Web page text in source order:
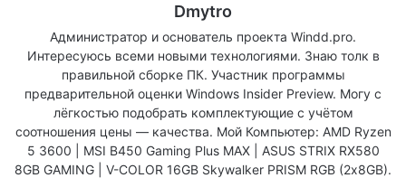
Dmytro
Администратор и основатель проекта Windd.pro.
Интересуюсь всеми новыми технологиями. Знаю толк в
правильной сборке ПК. Участник программы
предварительной оценки Windows Insider Preview. Могу с
лёгкостью подобрать комплектующие с учётом
соотношения цены — качества. Мой Компьютер: AMD Ryzen
5 3600 | MSI B450 Gaming Plus MAX | ASUS STRIX RX580
8GB GAMING | V-COLOR 16GB Skywalker PRISM RGB (2х8GB).